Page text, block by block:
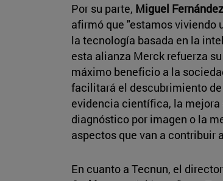
Por su parte, Miguel
afirmó que "estamos viviendo
la tecnología basada en la
esta alianza Merck refuerza
máximo beneficio a la
facilitará el descubrimiento
evidencia científica, la
diagnóstico por imagen o la
aspectos que van a contribuir
En cuanto a Tecnun, el